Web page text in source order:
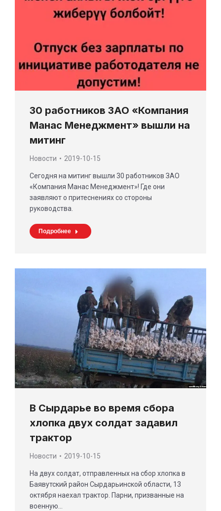
30 работников ЗАО «Компания
Манас Менеджмент» вышли на
митинг
Новости 2019-10-15
Сегодня на митинг вышли 30 работников ЗАО
«Компания Манас Менеджмент»! Где они
заявляют о притеснениях со стороны
руководства.
Подробнее
В Сырдарье во время сбора
хлопка двух солдат задавил
трактор
Новости 2019-10-15
На двух солдат, отправленных на сбор хлопка в
Баявутский район Сырдарьинской области, 13
октября наехал трактор. Парни, призванные на
военную…